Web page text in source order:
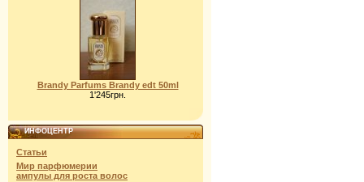
Brandy Parfums Brandy edt 50ml
1'245грн.
ИНФОЦЕНТР
Статьи
Мир парфюмерии
ампулы для роста волос